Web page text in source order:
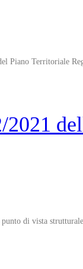
Piano Territoriale
di vista